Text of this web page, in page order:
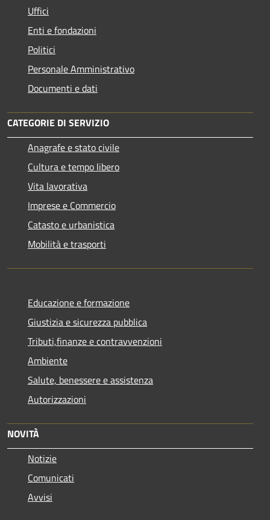
Uffici
Enti e fondazioni
Politici
Personale Amministrativo
Documenti e dati
CATEGORIE DI SERVIZIO
Anagrafe e stato civile
Cultura e tempo libero
Vita lavorativa
Imprese e Commercio
Catasto e urbanistica
Mobilità e trasporti
Educazione e formazione
Giustizia e sicurezza pubblica
Tributi,finanze e contravvenzioni
Ambiente
Salute, benessere e assistenza
Autorizzazioni
NOVITÀ
Notizie
Comunicati
Avvisi